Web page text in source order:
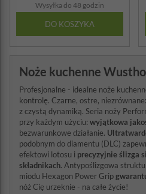
Wysyłka do 48 godzin
DO KOSZYKA
Noże kuchenne
Profesjonalne - idealne noże
kontrolę. Czarne, ostre,
z czystą dynamiką. Seria noży
przy każdym użyciu: wyjątkowa
bezwarunkowe działanie.
podobnym do diamentu (DLC)
efektowi lotosu i precyzyjnie ślizga
składnikach. Antypoślizgowa
miodu Hexagon Power Grip
nóż Cię urzeknie - na całe życie!